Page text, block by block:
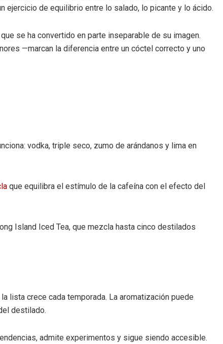
ejercicio de equilibrio entre lo salado, lo picante y lo ácido.
se ha convertido en parte inseparable de su imagen.
—marcan la diferencia entre un cóctel correcto y uno
vodka, triple seco, zumo de arándanos y lima en
que equilibra el estímulo de la cafeína con el efecto del
Island Iced Tea, que mezcla hasta cinco destilados
lista crece cada temporada. La aromatización puede
destilado.
admite experimentos y sigue siendo accesible.